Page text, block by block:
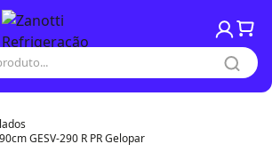
GESV-290 R PR Gelopar